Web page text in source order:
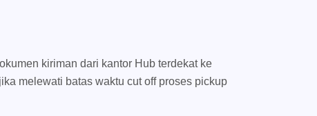
kiriman dari kantor Hub terdekat ke
melewati batas waktu cut off proses pickup